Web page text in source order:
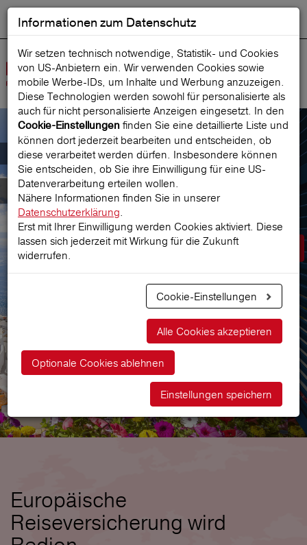
Suche starten
Der österreichische Marktführer für
Reiseversicherungen
Prämie berechnen
Europäische
Reiseversicherung wird
Informationen zum Datenschutz
Wir setzen technisch notwendige, Statistik- und Cookies
von US-Anbietern ein. Wir verwenden Cookies sowie
mobile Werbe‑IDs, um Inhalte und Werbung anzuzeigen.
Diese Technologien werden sowohl für personalisierte als
auch für nicht personalisierte Anzeigen eingesetzt. In den
Cookie-Einstellungen finden Sie eine detaillierte Liste und
können dort jederzeit bearbeiten und entscheiden, ob
diese verarbeitet werden dürfen. Insbesondere können
Sie entscheiden, ob Sie ihre Einwilligung für eine US-
Datenverarbeitung erteilen wollen.
Nähere Informationen finden Sie in unserer
Datenschutzerklärung.
Erst mit Ihrer Einwilligung werden Cookies aktiviert. Diese
lassen sich jederzeit mit Wirkung für die Zukunft
widerrufen.
Cookie-Einstellungen
Alle Cookies akzeptieren
Optionale Cookies ablehnen
Einstellungen speichern